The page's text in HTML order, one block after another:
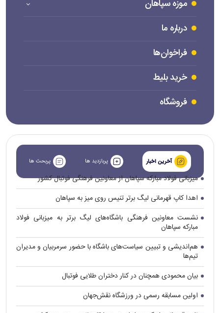
موزه سپاهان
درباره ما
فراخوان‌ها
خرید بلیط
فروشگاه
آخرین اخبار پربازدید ها پربحث ها
میزبانی فولاد مبارکه سپاهان از معاونین فرهنگی فوتبال کشور
اهدا کاپ قهرمانی لیگ برتر تنیس روی میز به سپاهان
نشست معاونین فرهنگی باشگاه‌های لیگ برتر به میزبانی فولاد
مبارکه سپاهان
هم‌اندیشی و تبیین سیاست‌های باشگاه با حضور سرمربیان و مدیران
تیم‌ها
بیان محمودی همچنان در کنار دختران طلایی فوتبال
اولین مسابقه رسمی در ورزشگاه نقش‌جهان